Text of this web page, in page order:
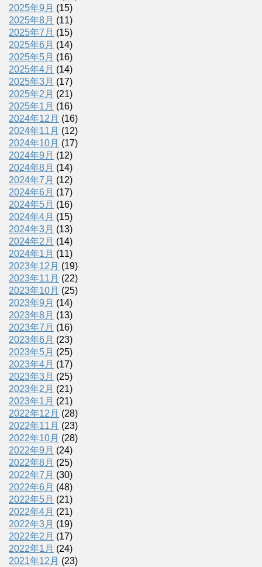
2025年9月 (15)
2025年8月 (11)
2025年7月 (15)
2025年6月 (14)
2025年5月 (16)
2025年4月 (14)
2025年3月 (17)
2025年2月 (21)
2025年1月 (16)
2024年12月 (16)
2024年11月 (12)
2024年10月 (17)
2024年9月 (12)
2024年8月 (14)
2024年7月 (12)
2024年6月 (17)
2024年5月 (16)
2024年4月 (15)
2024年3月 (13)
2024年2月 (14)
2024年1月 (11)
2023年12月 (19)
2023年11月 (22)
2023年10月 (25)
2023年9月 (14)
2023年8月 (13)
2023年7月 (16)
2023年6月 (23)
2023年5月 (25)
2023年4月 (17)
2023年3月 (25)
2023年2月 (21)
2023年1月 (21)
2022年12月 (28)
2022年11月 (23)
2022年10月 (28)
2022年9月 (24)
2022年8月 (25)
2022年7月 (30)
2022年6月 (48)
2022年5月 (21)
2022年4月 (21)
2022年3月 (19)
2022年2月 (17)
2022年1月 (24)
2021年12月 (23)